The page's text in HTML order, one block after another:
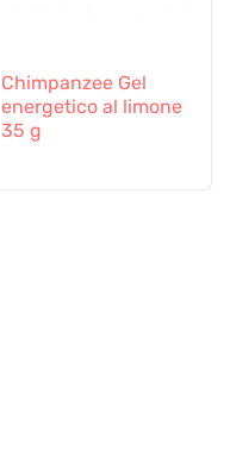
Chimpanzee Gel
energetico al limone
35 g